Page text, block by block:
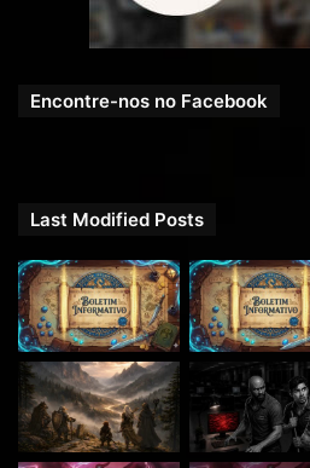
Encontre-nos no Facebook
Last Modified Posts